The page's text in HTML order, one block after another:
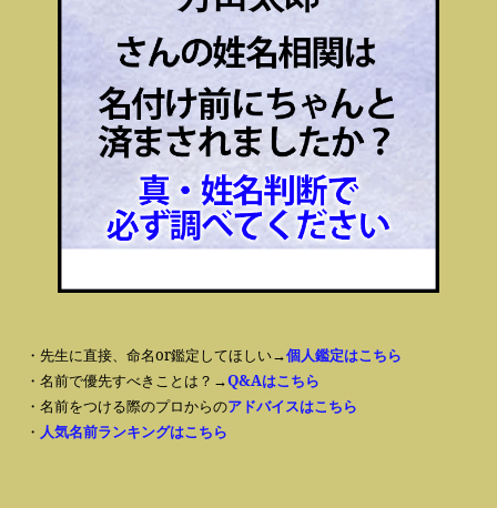
・先生に直接、命名or鑑定してほしい→個人鑑定はこちら
・名前で優先すべきことは？→Q&Aはこちら
・名前をつける際のプロからのアドバイスはこちら
・ 人気名前ランキングはこちら